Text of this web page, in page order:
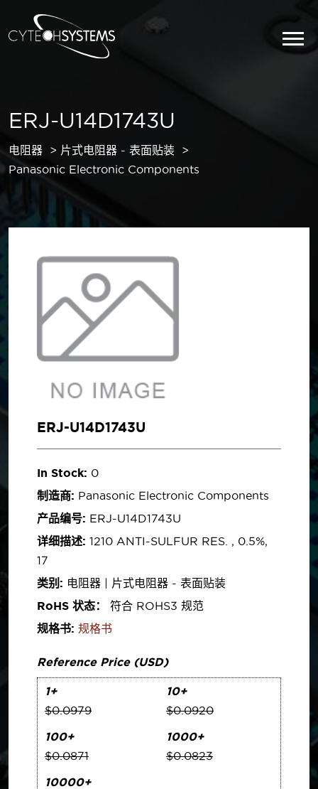
ERJ-U14D1743U
电阻器
片式电阻器 - 表面贴装
Panasonic Electronic Components
ERJ-U14D1743U
In Stock: 0
制造商: Panasonic Electronic Components
产品编号: ERJ-U14D1743U
详细描述: 1210 ANTI-SULFUR RES. , 0.5%,
17
类别: 电阻器 | 片式电阻器 - 表面贴装
RoHS 状态：
符合 ROHS3 规范
规格书: 规格书
Reference Price (USD)
1+
$0.0979
10+
$0.0920
100+
$0.0871
1000+
$0.0823
10000+